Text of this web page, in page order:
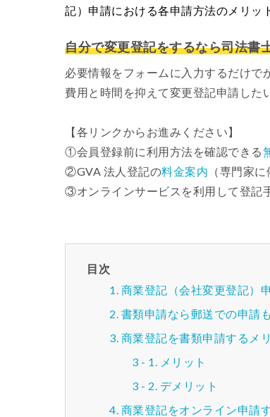
記）申請における各申請方法のメリッ
自分で変更登記をするなら司法書
必要情報をフォームに入力するだけで
費用と時間を抑えて変更登記申請した
【各リンクからお進みください】
①会員登録前に利用方法を確認できる
②GVA 法人登記の料金案内 （専門家
③オンラインサービスを利用して登記
目次
商業登記（会社変更登記）
書類申請なら郵送での申請
商業登記を書類申請するメ
メリット
デメリット
商業登記をオンライン申請